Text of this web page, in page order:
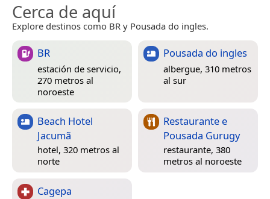
Cerca de aquí
Explore destinos como BR y Pousada do ingles.
BR
estación de servicio,
270 metros al
noroeste
Pousada do ingles
albergue, 310 metros
al sur
Beach Hotel
Jacumã
hotel, 320 metros al
norte
Restaurante e
Pousada Gurugy
restaurante, 380
metros al noroeste
Cagepa